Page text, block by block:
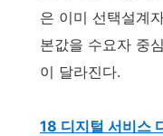
은 이미 선택설계
본값을 수요자 중
이 달라진다.
18 디지털 서비스